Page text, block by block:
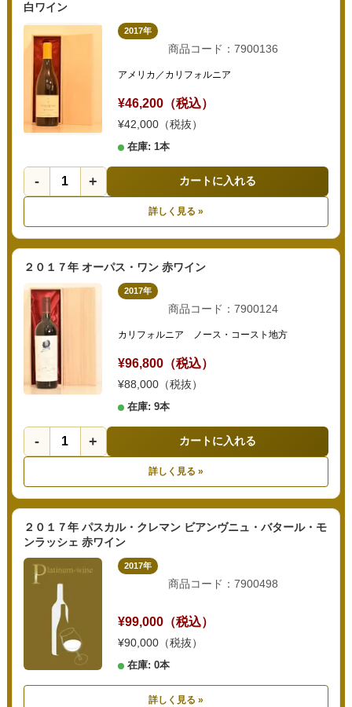
白ワイン
2017年
商品コード：7900136
アメリカ／カリフォルニア
¥46,200（税込）
¥42,000（税抜）
在庫: 1本
- + カートに入れる
詳しく見る »
２０１７年 オーパス・ワン 赤ワイン
2017年
商品コード：7900124
カリフォルニア ノース・コースト地方
¥96,800（税込）
¥88,000（税抜）
在庫: 9本
- + カートに入れる
詳しく見る »
２０１７年 パスカル・クレマン ビアンヴニュ・バタール・モ
ンラッシェ 赤ワイン
2017年
商品コード：7900498
¥99,000（税込）
¥90,000（税抜）
在庫: 0本
詳しく見る »